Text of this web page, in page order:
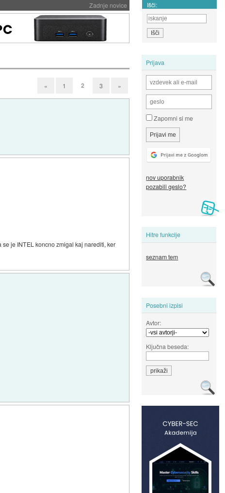
Zadnje novice Išči:
Prijava
Zapomni si me
nov uporabnik
pozabili geslo?
Hitre funkcije
seznam tem
Posebni izpisi
Avtor:
Ključna beseda:
« 1 2 3 »
je INTEL koncno zmigal kaj narediti, ker